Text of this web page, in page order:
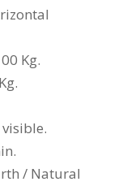
Kg.
visible.
/ Natural